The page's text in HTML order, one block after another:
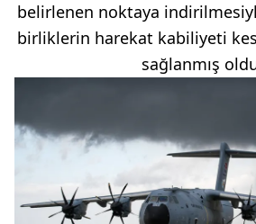
belirlenen noktaya
birliklerin harekat kabiliyeti
sağlanmış